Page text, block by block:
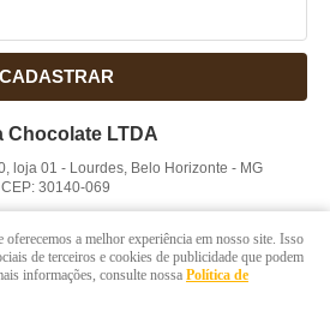
CADASTRAR
Chocolate LTDA
loja 01 - Lourdes, Belo Horizonte - MG
CEP: 30140-069
POR
a melhor experiência em nosso site. Isso
de terceiros e cookies de publicidade que podem
informações, consulte nossa Política de